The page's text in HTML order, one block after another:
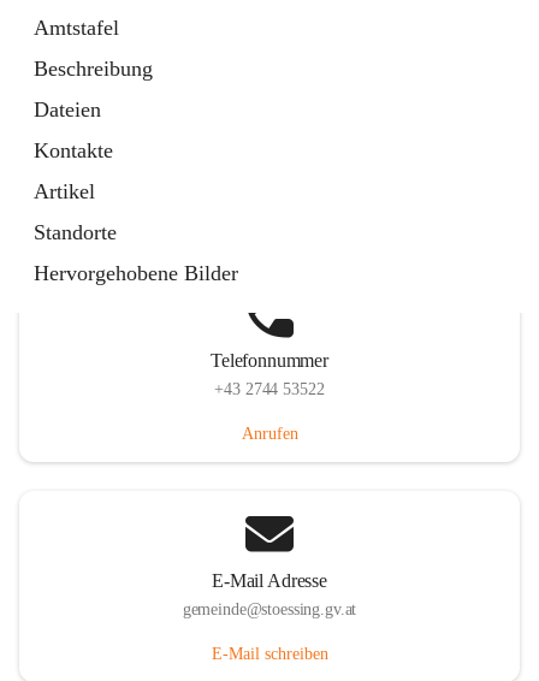
Amtstafel
Beschreibung
Dateien
Kontakte
Artikel
Standorte
Hervorgehobene Bilder
Telefonnummer
+43 2744 53522
Anrufen
E-Mail Adresse
gemeinde@stoessing.gv.at
E-Mail schreiben